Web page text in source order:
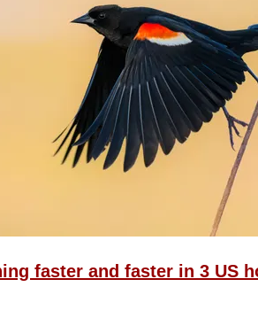
faster and faster in 3 US